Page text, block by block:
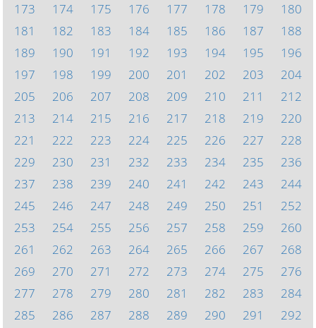
173
174 175 176 177 178 179
180
181
182 183 184 185 186 187
188
189
190 191 192 193 194 195
196
197
198 199 200 201 202 203
204
205
206 207 208 209 210 211
212
213
214 215 216 217 218 219
220
221
222 223 224 225 226 227
228
229
230 231 232 233 234 235
236
237
238 239 240 241 242 243
244
245
246 247 248 249 250 251
252
253
254 255 256 257 258 259
260
261
262 263 264 265 266 267
268
269
270 271 272 273 274 275
276
277
278 279 280 281 282 283
284
285
286 287 288 289 290 291
292